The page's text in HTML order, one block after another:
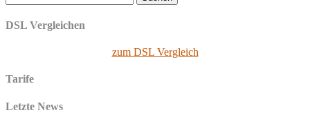
nach:
DSL Vergleichen
zum DSL Vergleich
Tarife
Letzte News